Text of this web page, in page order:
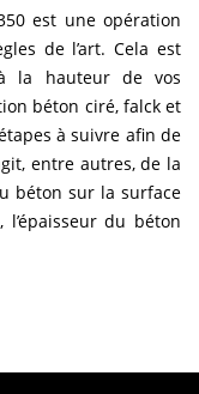
est une opération
de l’art. Cela est
la hauteur de vos
béton ciré, falck et
à suivre afin de
entre autres, de la
béton sur la surface
du béton